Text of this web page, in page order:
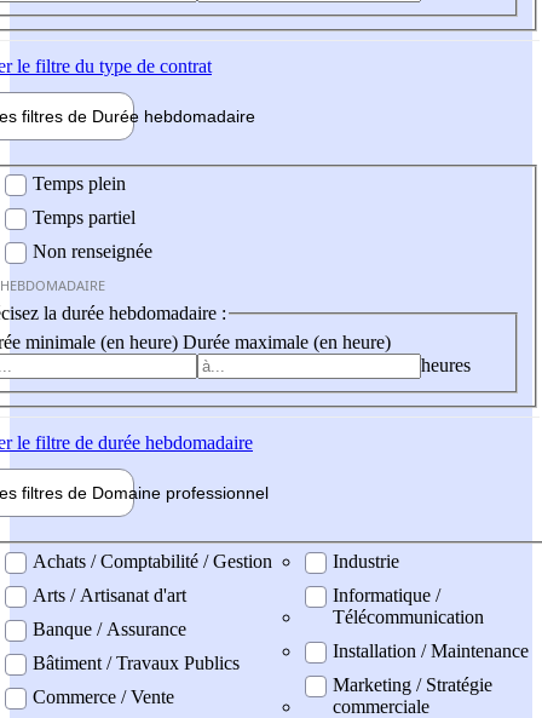
le filtre du type de contrat
filtres de Durée hebdomadaire
Temps plein
Temps partiel
Non renseignée
la durée hebdomadaire :
minimale (en heure) Durée maximale (en heure)
heures
le filtre de durée hebdomadaire
filtres de Domaine professionnel
professionel
Achats / Comptabilité / Gestion
Arts / Artisanat d'art
Banque / Assurance
Bâtiment / Travaux Publics
Commerce / Vente
Industrie
Informatique /
Télécommunication
Installation / Maintenance
Marketing / Stratégie
commerciale